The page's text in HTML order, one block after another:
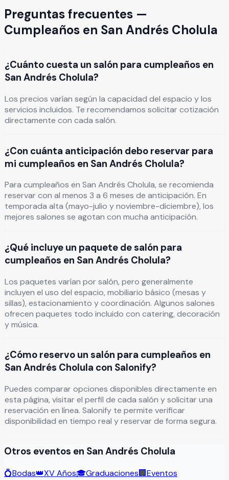
Preguntas frecuentes —
Cumpleaños en San Andrés Cholula
¿Cuánto cuesta un salón para cumpleaños en
San Andrés Cholula?
Los precios varían según la capacidad del espacio y los
servicios incluidos. Te recomendamos solicitar cotización
directamente con cada salón.
¿Con cuánta anticipación debo reservar para
mi cumpleaños en San Andrés Cholula?
Para cumpleaños en San Andrés Cholula, se recomienda
reservar con al menos 3 a 6 meses de anticipación. En
temporada alta (mayo-julio y noviembre-diciembre), los
mejores salones se agotan con mucha anticipación.
¿Qué incluye un paquete de salón para
cumpleaños en San Andrés Cholula?
Los paquetes varían por salón, pero generalmente
incluyen el uso del espacio, mobiliario básico (mesas y
sillas), estacionamiento y coordinación. Algunos salones
ofrecen paquetes todo incluido con catering, decoración
y música.
¿Cómo reservo un salón para cumpleaños en
San Andrés Cholula con Salonify?
Puedes comparar opciones disponibles directamente en
esta página, visitar el perfil de cada salón y solicitar una
reservación en línea. Salonify te permite verificar
disponibilidad en tiempo real y reservar de forma segura.
Otros eventos en San Andrés Cholula
💍Bodas👑XV Años🎓Graduaciones🏢Eventos